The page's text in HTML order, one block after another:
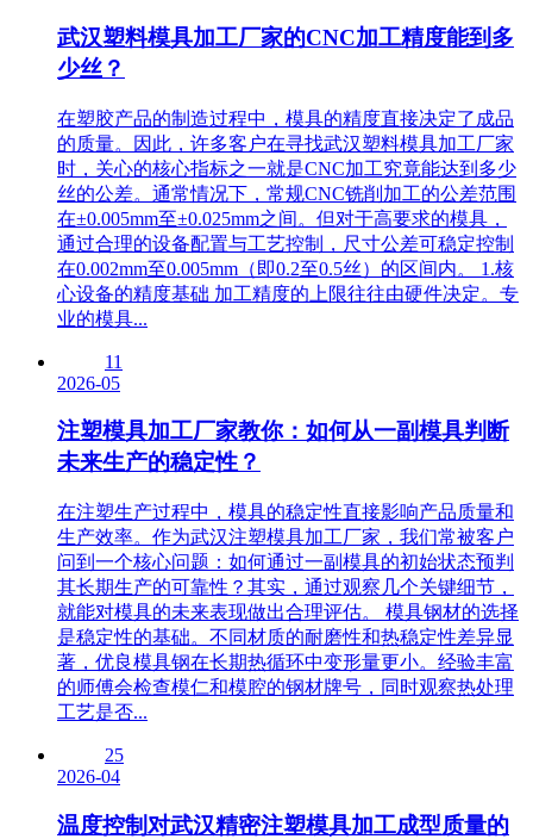
武汉塑料模具加工厂家的CNC加工精度能到多
少丝？
在塑胶产品的制造过程中，模具的精度直接决定了成品
的质量。因此，许多客户在寻找武汉塑料模具加工厂家
时，关心的核心指标之一就是CNC加工究竟能达到多少
丝的公差。通常情况下，常规CNC铣削加工的公差范围
在±0.005mm至±0.025mm之间。但对于高要求的模具，
通过合理的设备配置与工艺控制，尺寸公差可稳定控制
在0.002mm至0.005mm（即0.2至0.5丝）的区间内。 1.核
心设备的精度基础 加工精度的上限往往由硬件决定。专
业的模具...
11
2026-05
注塑模具加工厂家教你：如何从一副模具判断
未来生产的稳定性？
在注塑生产过程中，模具的稳定性直接影响产品质量和
生产效率。作为武汉注塑模具加工厂家，我们常被客户
问到一个核心问题：如何通过一副模具的初始状态预判
其长期生产的可靠性？其实，通过观察几个关键细节，
就能对模具的未来表现做出合理评估。 模具钢材的选择
是稳定性的基础。不同材质的耐磨性和热稳定性差异显
著，优良模具钢在长期热循环中变形量更小。经验丰富
的师傅会检查模仁和模腔的钢材牌号，同时观察热处理
工艺是否...
25
2026-04
温度控制对武汉精密注塑模具加工成型质量的